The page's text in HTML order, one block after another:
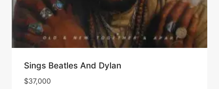
Sings Beatles And Dylan
$37,000